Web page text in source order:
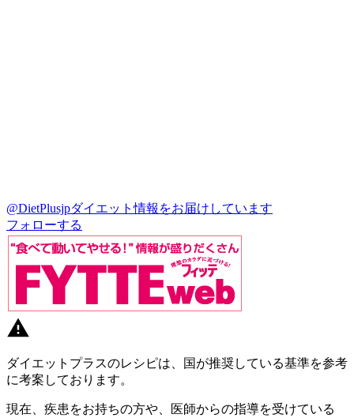
@DietPlusjpダイエット情報をお届けしています
フォローする
ダイエットプラスのレシピは、国が推奨している基準を参考
に考案しております。
現在、疾患をお持ちの方や、医師からの指導を受けている